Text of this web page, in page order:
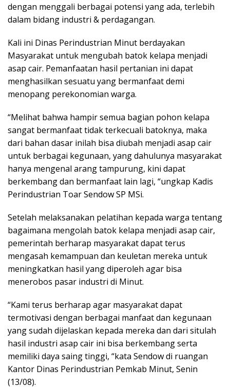
dengan menggali berbagai potensi yang ada, terlebih
dalam bidang industri & perdagangan.
Kali ini Dinas Perindustrian Minut berdayakan
Masyarakat untuk mengubah batok kelapa menjadi
asap cair. Pemanfaatan hasil pertanian ini dapat
menghasilkan sesuatu yang bermanfaat demi
menopang perekonomian warga.
“Melihat bahwa hampir semua bagian pohon kelapa
sangat bermanfaat tidak terkecuali batoknya, maka
dari bahan dasar inilah bisa diubah menjadi asap cair
untuk berbagai kegunaan, yang dahulunya masyarakat
hanya mengenal arang tampurung, kini dapat
berkembang dan bermanfaat lain lagi, “ungkap Kadis
Perindustrian Toar Sendow SP MSi.
Setelah melaksanakan pelatihan kepada warga tentang
bagaimana mengolah batok kelapa menjadi asap cair,
pemerintah berharap masyarakat dapat terus
mengasah kemampuan dan keuletan mereka untuk
meningkatkan hasil yang diperoleh agar bisa
menerobos pasar industri di Minut.
“Kami terus berharap agar masyarakat dapat
termotivasi dengan berbagai manfaat dan kegunaan
yang sudah dijelaskan kepada mereka dan dari situlah
hasil industri asap cair ini bisa berkembang serta
memiliki daya saing tinggi, “kata Sendow di ruangan
Kantor Dinas Perindustrian Pemkab Minut, Senin
(13/08).